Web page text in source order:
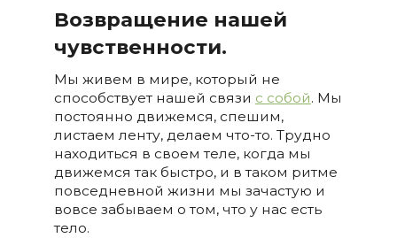
Возвращение нашей
чувственности.
Мы живем в мире, который не
способствует нашей связи с собой. Мы
постоянно движемся, спешим,
листаем ленту, делаем что-то. Трудно
находиться в своем теле, когда мы
движемся так быстро, и в таком ритме
повседневной жизни мы зачастую и
вовсе забываем о том, что у нас есть
тело.